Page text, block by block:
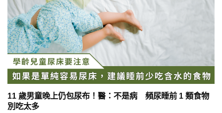
11 歲男童晚上仍包尿布！醫：不是病 頻尿睡前 1 類食物
別吃太多